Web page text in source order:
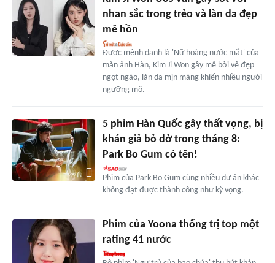
nhan sắc trong trẻo và làn da đẹp
mê hồn
Được mệnh danh là 'Nữ hoàng nước mắt' của
màn ảnh Hàn, Kim Ji Won gây mê bởi vẻ đẹp
ngọt ngào, làn da mịn màng khiến nhiều người
ngưỡng mộ.
5 phim Hàn Quốc gây thất vọng, bị
khán giả bỏ dở trong tháng 8:
Park Bo Gum có tên!
Phim của Park Bo Gum cùng nhiều dự án khác
không đạt được thành công như kỳ vọng.
Phim của Yoona thống trị top một
rating 41 nước